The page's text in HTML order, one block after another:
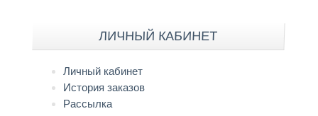
ЛИЧНЫЙ КАБИНЕТ
Личный кабинет
История заказов
Рассылка